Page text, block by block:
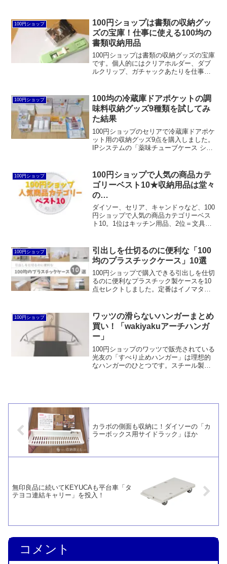
会社としての役割を果たしているようで
す。バルくん、バルサン、落ち落ちVキン
グ、激落ちくんなど、それぞれでブラン
ドを使い分けています。
100円ショップ
100円ショップは書類の収納グッ
ズの宝庫！仕事に使える100均の
書類収納用品
100円ショップは書類の収納グッズの宝庫
です。個人的にはクリアホルダー、ダブ
ルクリップ、ガチャックあたりを仕事で
100円ショップ
100均の冷蔵庫ドアポケットの調
味料収納グッズ9種類を試してみ
た結果
100円ショップのセリアで冷蔵庫ドアポケ
ット用の収納グッズ9点を購入しました。
IPシステムの「薬味チューブケース シン
仕切りになるケース スリム」＆「ワイ
ド」、小久保工業所の「薬味チューブポ
ケット」、「マヨケチャホルダー」、
「薬味チューブフック」、川﨑合成樹脂
の「冷蔵庫便利ポケット仕切り（伸縮
式）」をレビューします。
100円ショップ
100円ショップで人気の商品カテ
ゴリーベスト10★収納用品は堂々
の…
ダイソー、セリア、キャンドゥなど、100
円ショップで人気の商品カテゴリーベス
ト10。1位はキッチン用品、2位＝文具、3
は、安さや節約という声がもっとも多い
という結果に。
100円ショップ
引出しを仕切るのに便利な「100
均のプラスチックケース」10選
100円ショップで購入できる引出しを仕切
るのに便利なプラスチック製ケースを10
点セレクトしました。定番はイノマタ化
利です。ダイソーの「ソフト小物入れ」
もおすすめです。
100円ショップ
ワッツの滑らないハンガーまとめ
買い！「wakiyakuアーチハンガ
ー」
100円ショップのワッツで販売されている
光友の「すべり止めハンガー」は理想的
なハンガーのひとつです。スチール製で
カラボの側面も収納に！ダイソーの「カ
ラーボックス用サイドラック」ほか
無印良品に続いてKEYUCAも平台車「タ
テヨコ連結キャリー」を投入！
コメント